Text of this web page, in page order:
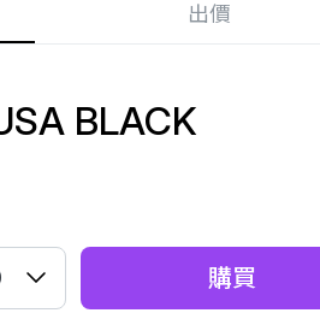
出價
BLACK
購買